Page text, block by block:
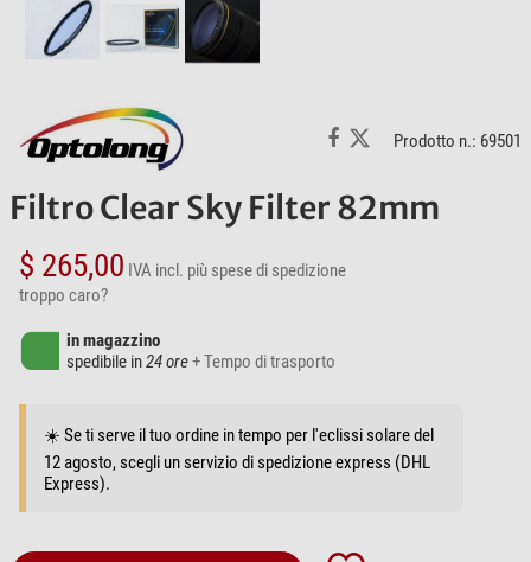
Prodotto n.: 69501
Filtro Clear Sky Filter 82mm
$ 265,00 IVA incl. più spese di spedizione
troppo caro?
in magazzino
spedibile in24 ore+ Tempo di trasporto
☀️ Se ti serve il tuo ordine in tempo per l'eclissi solare del
12 agosto, scegli un servizio di spedizione express (DHL
Express).